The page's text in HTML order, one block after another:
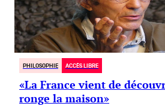
PHILOSOPHIE ACCÈS LIBRE
«La France vient de
ronge la maison»